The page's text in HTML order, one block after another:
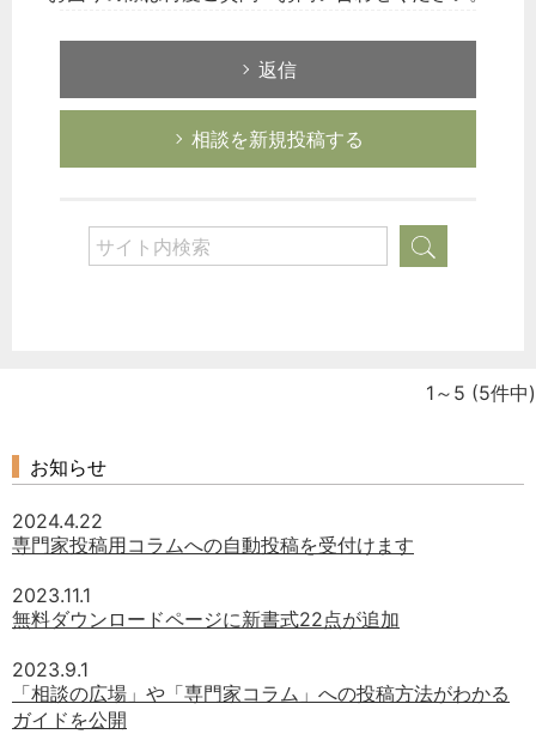
返信
相談を新規投稿する
1～5 (5件中)
お知らせ
2024.4.22
専門家投稿用コラムへの自動投稿を受付けます
2023.11.1
無料ダウンロードページに新書式22点が追加
2023.9.1
「相談の広場」や「専門家コラム」への投稿方法がわかる
ガイドを公開